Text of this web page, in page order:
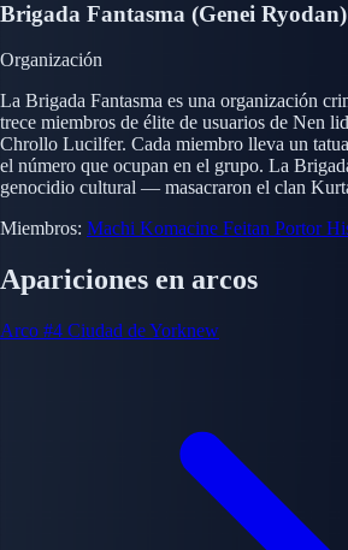
Brigada Fantasma (Genei Ryodan)
Organización
La Brigada Fantasma es una organización
trece miembros de élite de usuarios de Nen
Chrollo Lucilfer. Cada miembro lleva un
el número que ocupan en el grupo. La
genocidio cultural — masacraron el clan
Miembros: Machi Komacine Feitan Portor
Apariciones en arcos
Arco #4 Ciudad de Yorknew